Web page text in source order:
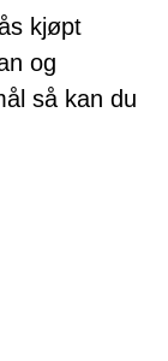
kjøpt
og
så kan du